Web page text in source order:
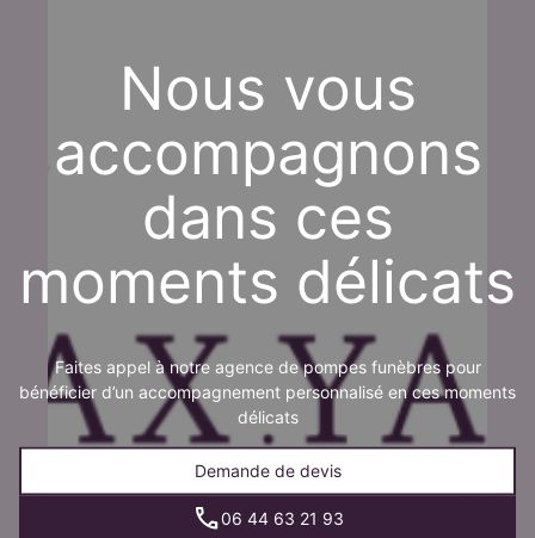
Nous vous
accompagnons
dans ces
moments délicats
Faites appel à notre agence de pompes funèbres pour
bénéficier d’un accompagnement personnalisé en ces moments
délicats
Demande de devis
06 44 63 21 93